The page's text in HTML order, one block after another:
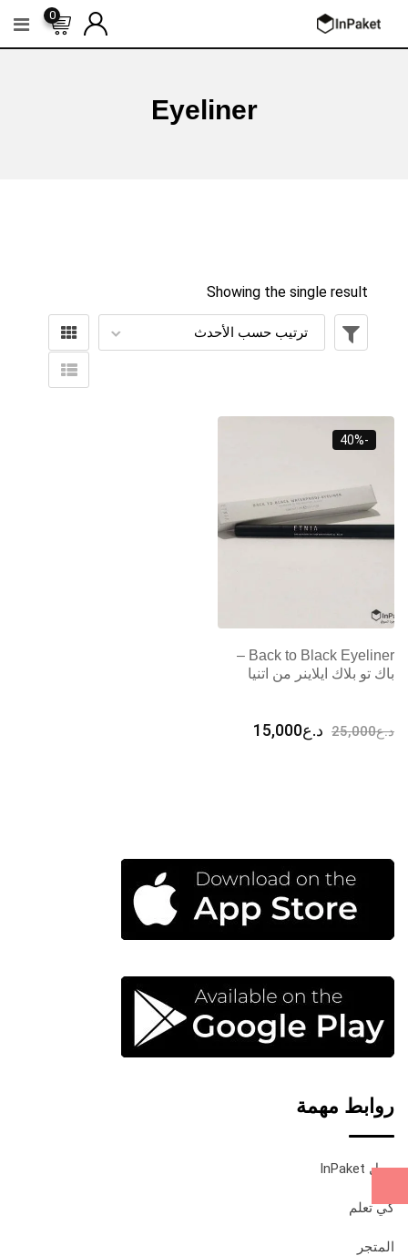
0
Eyeliner
Showing the single result
-40%
Back to Black Eyeliner –
باك تو بلاك ايلاينر من اتنيا
د.ع25,000 السعر
د.ع15,000
روابط مهمة
حول InPaket
كي تعلم
المتجر